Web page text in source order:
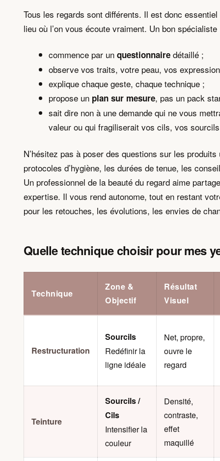
Tous les regards sont différents. Il est donc
lieu où l’on vous écoute vraiment. Un bon spécialiste
commence par un questionnaire détaillé ;
observe vos traits, votre peau, vos
explique chaque geste, chaque technique ;
propose un plan sur mesure, pas un pack
sait dire non à une demande qui ne vous
valeur ou qui fragiliserait vos cils, vos
N’hésitez pas à poser des questions sur les
protocoles d’hygiène, les durées de tenue, les
Un professionnel de la beauté du regard aime
expertise. Il vous rend autonome, tout en restant
pour les retouches, les évolutions, les envies de
Quelle technique choisir pour mes
Technique
Zone &
Objectif
Résultat
Visuel
Restructuration
Sourcils
Redéfinir la
ligne idéale
Net, propre,
ouvre le
regard
Teinture
Sourcils /
Cils
Intensifier la
couleur
Densité,
contraste,
effet
maquillé